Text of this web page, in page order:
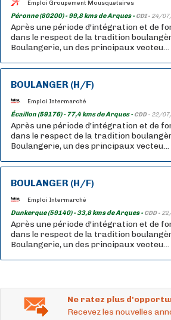
Emploi Groupement Mousquetaires
Péronne (80200) - 99,8 kms de Arques -CDI - 24/
Après une période d'intégration et de
dans le respect de la tradition
Boulangerie, un des principaux vecteu...
BOULANGER (H/F)
Emploi Intermarché
Écaillon (59176) - 77,4 kms de Arques -CDD - 22/
Après une période d'intégration et de
dans le respect de la tradition
Boulangerie, un des principaux vecteu...
BOULANGER (H/F)
Emploi Intermarché
Dunkerque (59140) - 33,8 kms de Arques -CDD -
Après une période d'intégration et de
dans le respect de la tradition
Boulangerie, un des principaux vecteu...
Ne ratez plus
Recevez les nouvelles